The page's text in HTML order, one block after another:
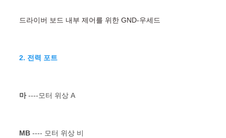
드라이버 보드 내부 제어를 위한 GND-우세드
2. 전력 포트
마 ----모터 위상 A
MB ---- 모터 위상 비